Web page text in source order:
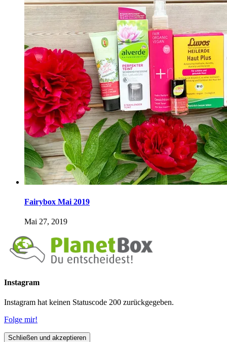
Fairybox Mai 2019
Mai 27, 2019
Instagram
Instagram hat keinen Statuscode 200 zurückgegeben.
Folge mir!